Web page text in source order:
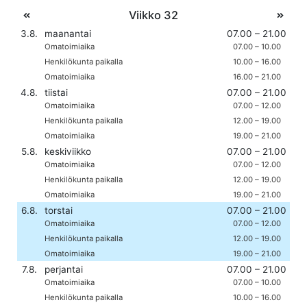
ja Sykäräisen kirjastossa: torstaisin koulupäivinä klo 10 – 13
Omatoimiaika on pääkirjastossa päivittäin, myös viikonloppuisin
ja juhlapyhinä klo 7 – 21. Sykäräisen kirjastossa on
omatoimiaika ma – pe klo 17 – 21 ja la – su klo 7 – 21.